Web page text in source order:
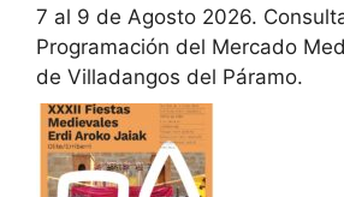
7 al 9 de Agosto 2026.
Programación del Mercado
de Villadangos del Páramo.